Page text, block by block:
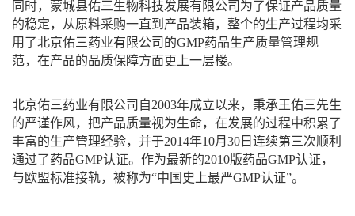
同时，蒙城县佑三生物科技发展有限公司为了保证产品质量
的稳定，从原料采购一直到产品装箱，整个的生产过程均采
用了北京佑三药业有限公司的GMP药品生产质量管理规
范，在产品的品质保障方面更上一层楼。
北京佑三药业有限公司自2003年成立以来，秉承王佑三先生
的严谨作风，把产品质量视为生命，在发展的过程中积累了
丰富的生产管理经验，并于2014年10月30日连续第三次顺利
通过了药品GMP认证。作为最新的2010版药品GMP认证，
与欧盟标准接轨，被称为“中国史上最严GMP认证”。